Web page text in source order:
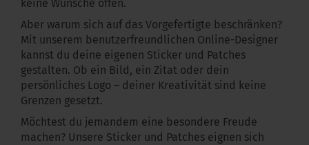
keine Wünsche offen.
Aber warum sich auf das Vorgefertigte beschränken?
Mit unserem benutzerfreundlichen Online-Designer
kannst du deine eigenen Sticker und Patches
gestalten. Ob ein Bild, ein Zitat oder dein
persönliches Logo – deiner Kreativität sind keine
Grenzen gesetzt.
Möchtest du jemandem eine besondere Freude
machen? Unsere Sticker und Patches eignen sich